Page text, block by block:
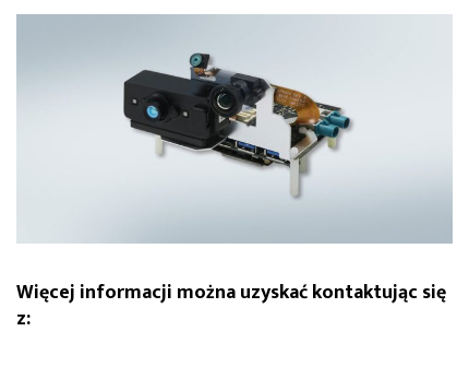
Więcej informacji można uzyskać kontaktując się
z: